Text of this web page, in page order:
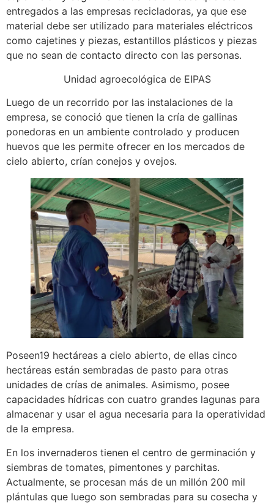
entregados a las empresas recicladoras, ya que ese
material debe ser utilizado para materiales eléctricos
como cajetines y piezas, estantillos plásticos y piezas
que no sean de contacto directo con las personas.
Unidad agroecológica de EIPAS
Luego de un recorrido por las instalaciones de la
empresa, se conoció que tienen la cría de gallinas
ponedoras en un ambiente controlado y producen
huevos que les permite ofrecer en los mercados de
cielo abierto, crían conejos y ovejos.
Poseen19 hectáreas a cielo abierto, de ellas cinco
hectáreas están sembradas de pasto para otras
unidades de crías de animales. Asimismo, posee
capacidades hídricas con cuatro grandes lagunas para
almacenar y usar el agua necesaria para la operatividad
de la empresa.
En los invernaderos tienen el centro de germinación y
siembras de tomates, pimentones y parchitas.
Actualmente, se procesan más de un millón 200 mil
plántulas que luego son sembradas para su cosecha y